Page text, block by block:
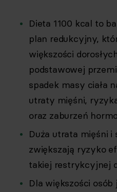
Dieta 1100 kcal to
plan redukcyjny,
większości
podstawowej
spadek masy ciała
utraty mięśni,
oraz zaburzeń
Duża utrata mięśni
zwiększają ryzyko
takiej restrykcyjnej
Dla większości